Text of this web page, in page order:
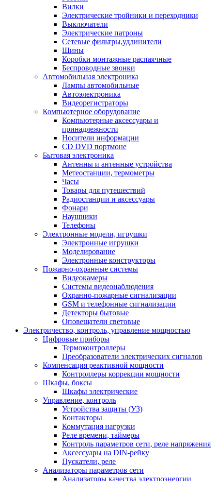
Вилки
Электрические тройники и переходники
Выключатели
Электрические патроны
Сетевые фильтры,удлинители
Шины
Коробки монтажные распаячные
Беспроводные звонки
Автомобильная электроника
Лампы автомобильные
Автоэлектроника
Видеорегистраторы
Компьютерное оборудование
Компьютерные аксессуары и
принадлежности
Носители информации
CD DVD портмоне
Бытовая электроника
Антенны и антенные устройства
Метеостанции, термометры
Часы
Товары для путешествий
Радиостанции и аксессуары
Фонари
Наушники
Телефоны
Электронные модели, игрушки
Электронные игрушки
Моделирование
Электронные конструкторы
Пожарно-охранные системы
Видеокамеры
Системы видеонаблюдения
Охранно-пожарные сигнализации
GSM и телефонные сигнализации
Детекторы бытовые
Оповещатели световые
Электричество, контроль, управление мощностью
Цифровые приборы
Термоконтроллеры
Преобразователи электрических сигналов
Компенсация реактивной мощности
Контроллеры коррекции мощности
Шкафы, боксы
Шкафы электрические
Управление, контроль
Устройства защиты (УЗ)
Контакторы
Коммутация нагрузки
Реле времени, таймеры
Контроль параметров сети, реле напряжения
Аксессуары на DIN-рейку
Пускатели, реле
Анализаторы параметров сети
Анализаторы качества электроэнергии